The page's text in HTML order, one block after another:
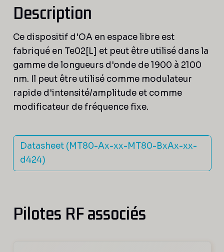
Description
Ce dispositif d'OA en espace libre est
fabriqué en Te02[L] et peut être utilisé dans la
gamme de longueurs d'onde de 1900 à 2100
nm. Il peut être utilisé comme modulateur
rapide d'intensité/amplitude et comme
modificateur de fréquence fixe.
Datasheet (MT80-Ax-xx-MT80-BxAx-xx-
d424)
Pilotes RF associés